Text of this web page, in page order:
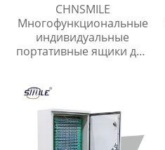
CHNSMILE
Многофункциональные
индивидуальные
портативные ящики для
Металлический ящик
для инструментов.